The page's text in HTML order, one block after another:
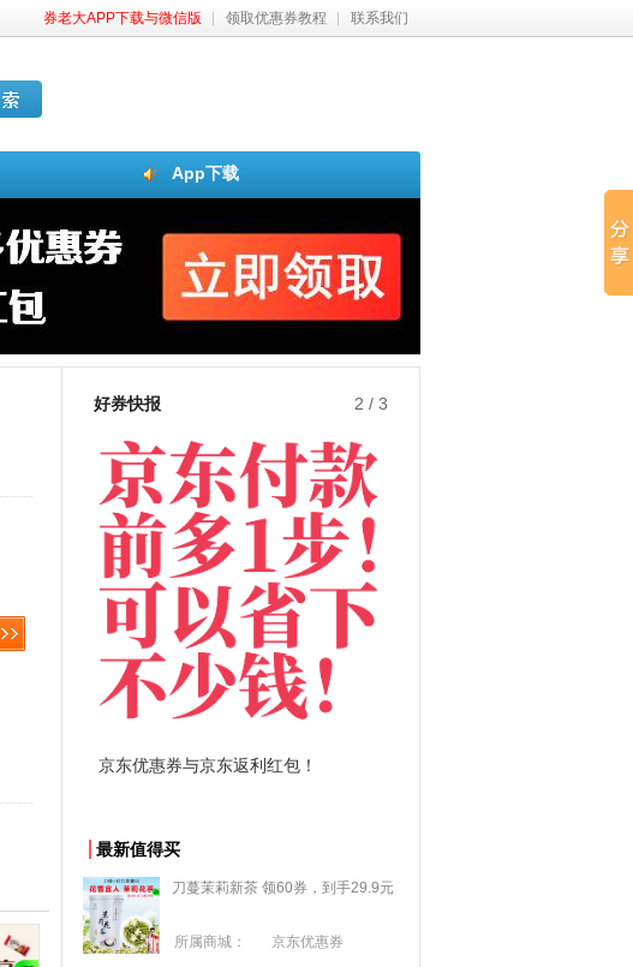
券老大APP下载与微信版 领取优惠券教程 联系我们
App下载
好券快报 2 / 3
京东优惠券与京东返利红包！
最新值得买
刀蔓茉莉新茶 领60券，到手29.9元
所属商城： 京东优惠券